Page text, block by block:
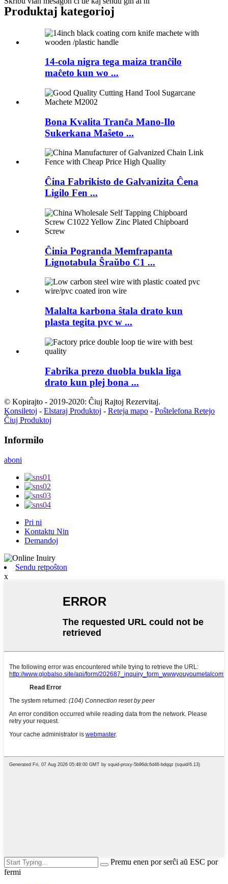
Produktaj kategorioj
14-cola nigra tega maiza tranĉilo
maĉeto kun wo ...
Bona Kvalita Tranĉa Mano-Ilo
Sukerkana Maŝeto ...
Ĉina Fabrikisto de Galvanizita Ĉena
Ligilo Fen ...
Ĉinia Pogranda Memfrapanta
Lignotabula Ŝraŭbo C1 ...
Malalta karbona ŝtala drato kun
plasta tegita pvc w ...
Fabrika prezo duobla bukla liga
drato kun plej bona ...
© Kopirajto - 2019-2020: Ĉiuj Rajtoj Rezervitaj.
Konsiletoj - Elstaraj Produktoj - Reteja mapo - Poŝtelefona Retejo
Ĉiuj Produktoj
Informilo
aboni
Pri ni
Kontaktu Nin
Demandoj
Sendu retpoŝton
x
Premu enen por serĉi aŭ ESC por
fermi